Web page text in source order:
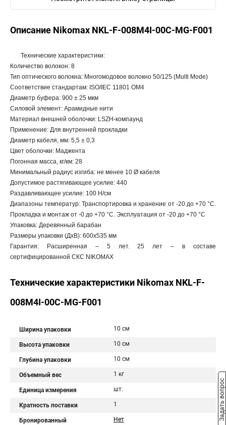
Описание Nikomax NKL-F-008M4I-00C-MG-F001
Технические характеристики:
Количество волокон: 8
Тип оптического волокна: Многомодовое волокно 50/125 (Multi Mode)
Соответствие стандартам: ISO/IEC 11801 OM4
Диаметр буфера: 900 ± 25 мкм
Силовой элемент: Арамидные нити
Материал внешней оболочки: LSZH-компаунд
Применение: Для внутренней прокладки
Диаметр кабеля, мм: 5,5 ± 0,3
Цвет оболочки: Маджента
Погонная масса, кг/км: 28
Минимальный радиус изгиба: не менее 10 Ø кабеля
Допустимое растягивающее усилие: 440
Раздавливающее усилие: 100 Н/cм
Диапазоны температур: Транспортировка и хранение от -20 до +70 °C.
Прокладка и монтаж от -0 до +70 °C. Эксплуатация от -20 до +70 °C
Упаковка: Деревянный барабан
Размеры упаковки (ДхВ): 600x535 мм
Гарантия: Расширенная – 5 лет. 25 лет – в составе
сертифицированной СКС NIKOMAX
Технические характеристики Nikomax NKL-F-
008M4I-00C-MG-F001
Ширина упаковки 10 см
Высота упаковки 10 см
Глубина упаковки 10 см
Объемный вес 1 кг
Единица измерения шт.
Кратность поставки 1
Бронированный Нет Задать вопрос